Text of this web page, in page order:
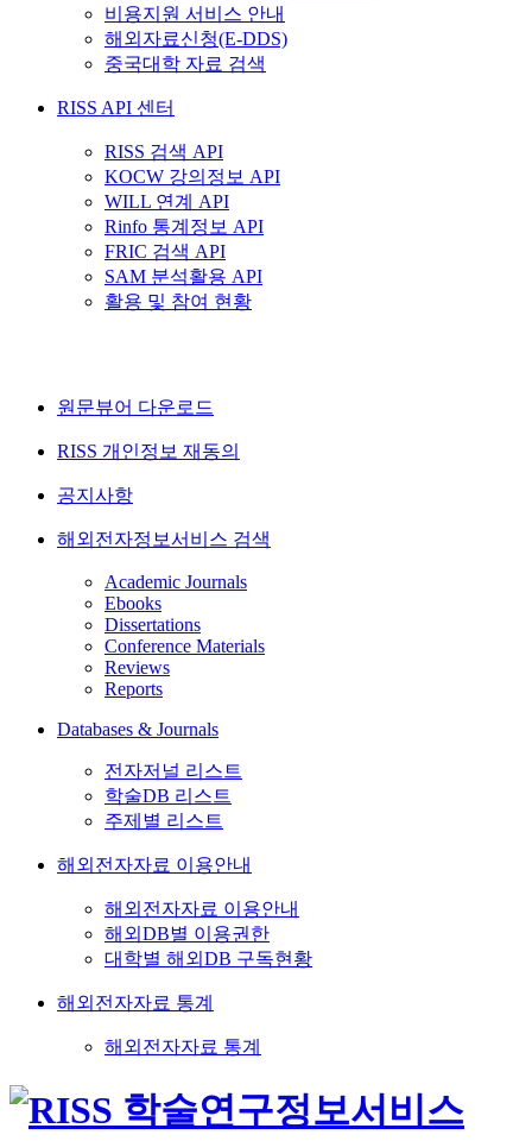
비용지원 서비스 안내
해외자료신청(E-DDS)
중국대학 자료 검색
RISS API 센터
RISS 검색 API
KOCW 강의정보 API
WILL 연계 API
Rinfo 통계정보 API
FRIC 검색 API
SAM 분석활용 API
활용 및 참여 현황
원문뷰어 다운로드
RISS 개인정보 재동의
공지사항
해외전자정보서비스 검색
Academic Journals
Ebooks
Dissertations
Conference Materials
Reviews
Reports
Databases & Journals
전자저널 리스트
학술DB 리스트
주제별 리스트
해외전자자료 이용안내
해외전자자료 이용안내
해외DB별 이용권한
대학별 해외DB 구독현황
해외전자자료 통계
해외전자자료 통계